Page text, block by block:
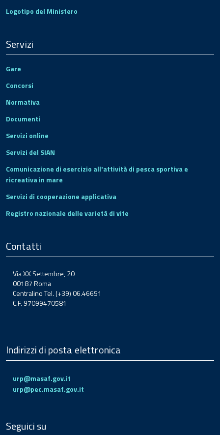
Logotipo del Ministero
Servizi
Gare
Concorsi
Normativa
Documenti
Servizi online
Servizi del SIAN
Comunicazione di esercizio all'attività di pesca sportiva e
ricreativa in mare
Servizi di cooperazione applicativa
Registro nazionale delle varietà di vite
Contatti
Via XX Settembre, 20
00187 Roma
Centralino Tel. (+39) 06.46651
C.F. 97099470581
Indirizzi di posta elettronica
urp@masaf.gov.it
urp@pec.masaf.gov.it
Seguici su